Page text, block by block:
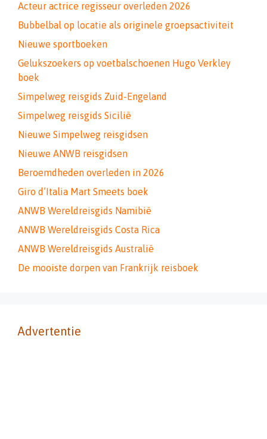
Acteur actrice regisseur overleden 2026
Bubbelbal op locatie als originele groepsactiviteit
Nieuwe sportboeken
Gelukszoekers op voetbalschoenen Hugo Verkley
boek
Simpelweg reisgids Zuid-Engeland
Simpelweg reisgids Sicilië
Nieuwe Simpelweg reisgidsen
Nieuwe ANWB reisgidsen
Beroemdheden overleden in 2026
Giro d’Italia Mart Smeets boek
ANWB Wereldreisgids Namibië
ANWB Wereldreisgids Costa Rica
ANWB Wereldreisgids Australië
De mooiste dorpen van Frankrijk reisboek
Advertentie